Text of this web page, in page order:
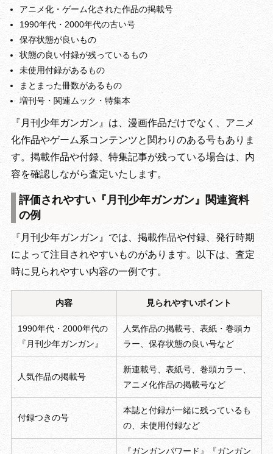
アニメ化・ゲーム化された作品の掲載号
1990年代・2000年代の古い号
保存状態が良いもの
状態の良い付録が残っているもの
未使用付録があるもの
まとまった冊数があるもの
増刊号・関連ムック・特集本
『月刊少年ガンガン』は、漫画作品だけでなく、アニメ
化作品やゲーム系コンテンツと関わりのある号もありま
す。掲載作品や付録、特集記事が残っている場合は、内
容を確認しながら査定いたします。
評価されやすい『月刊少年ガンガン』関連資料
の例
『月刊少年ガンガン』では、掲載作品や付録、発行時期
によって注目されやすいものがあります。以下は、査定
時に見られやすい内容の一例です。
内容 見られやすいポイント
1990年代・2000年代の
『月刊少年ガンガン』
人気作品の掲載号、表紙・巻頭カ
ラー、保存状態の良い号など
人気作品の掲載号
新連載号、表紙号、巻頭カラー、
アニメ化作品の掲載号など
付録つきの号
本誌と付録が一緒に残っているも
の、未使用付録など
『ガンガンパワード』『ガンガン